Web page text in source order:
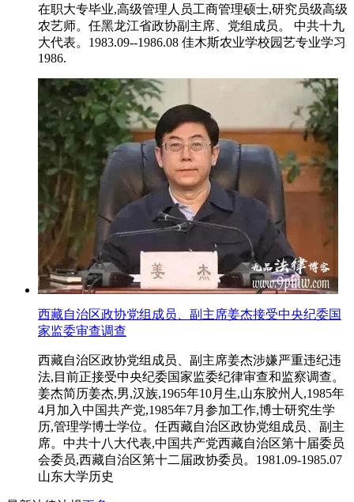
在职大专毕业,高级管理人员工商管理硕士,研究员级高级
农艺师。任黑龙江省政协副主席、党组成员。 中共十九
大代表。1983.09--1986.08 佳木斯农业学校园艺专业学习
1986.
西藏自治区政协党组成员、副主席姜杰接受中央纪委国
家监委审查调查
西藏自治区政协党组成员、副主席姜杰涉嫌严重违纪违
法,目前正接受中央纪委国家监委纪律审查和监察调查。
姜杰简历姜杰,男,汉族,1965年10月生,山东胶州人,1985年
4月加入中国共产党,1985年7月参加工作,博士研究生学
历,管理学博士学位。任西藏自治区政协党组成员、副主
席。中共十八大代表,中国共产党西藏自治区第十届委员
会委员,西藏自治区第十二届政协委员。1981.09-1985.07
山东大学历史